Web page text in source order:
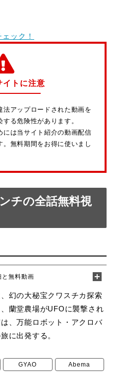
ック！
イトに注意
アップロードされた動画を
る危険性があります。
には当サイト紹介の動画配信
無料期間をお得に使いまし
チの全話無料視
と無料動画
幻の大秘宝クワスチカ探索
蘭堂農場がUFOに襲撃され
、万能ロボット・アクロバ
に出発する。
GYAO Abema